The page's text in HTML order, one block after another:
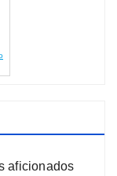
aficionados